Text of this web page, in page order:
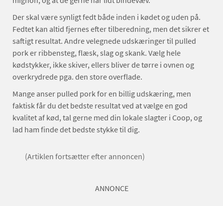
Der skal være synligt fedt både inden i kødet og uden på.
Fedtet kan altid fjernes efter tilberedning, men det sikrer et
saftigt resultat. Andre velegnede udskæringer til pulled
pork er ribbensteg, flæsk, slag og skank. Vælg hele
kødstykker, ikke skiver, ellers bliver de tørre i ovnen og
overkrydrede pga. den store overflade.
Mange anser pulled pork for en billig udskæring, men
faktisk får du det bedste resultat ved at vælge en god
kvalitet af kød, tal gerne med din lokale slagter i Coop, og
lad ham finde det bedste stykke til dig.
(Artiklen fortsætter efter annoncen)
ANNONCE